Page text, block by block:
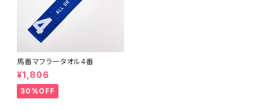
馬番マフラータオル4番
¥1,806
30%OFF